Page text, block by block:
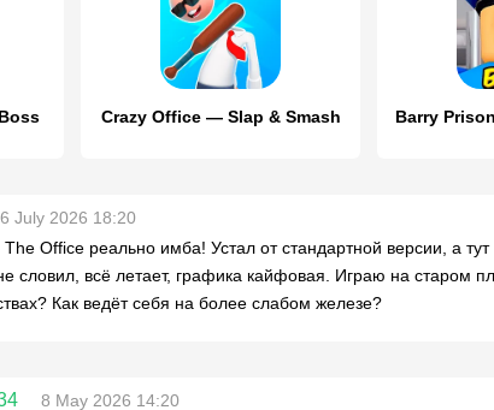
Crazy Office — Slap & Smash
6 July 2026 18:20
Office реально имба! Устал от стандартной версии, а
словил, всё летает, графика кайфовая. Играю на старом
Как ведёт себя на более слабом железе?
8 May 2026 14:20